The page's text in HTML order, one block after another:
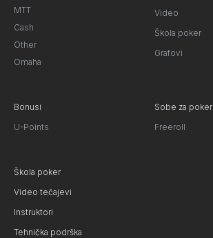
MTT
Cash
Other
Omaha
Video
Škola poker
Grafovi
Bonusi
U-Points
Sobe za poker
Freeroll
Škola poker
Video tečajevi
Instruktori
Tehnička podrška